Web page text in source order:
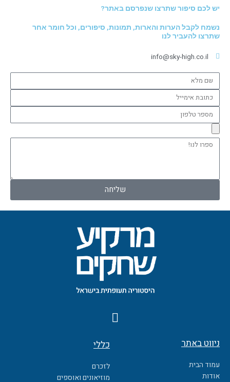
יש לכם סיפור שתרצו שנפרסם באתר?
נשמח לקבל הערות והארות, תמונות, סיפורים, וכל חומר אחר
שתרצו להעביר לנו
info@sky-high.co.il
שם
מלא
כתובת
אימייל
מספר
טלפון
ספרו
שליחה
F
a
e
b
o
ניווט באתר
עמוד הבית
אודות
כללי
לזכרם
מוזיאונים ואוספים